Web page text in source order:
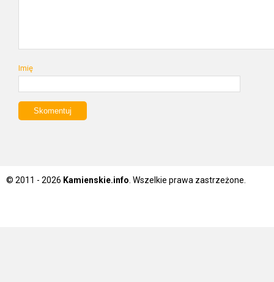
Imię
© 2011 - 2026 Kamienskie.info . Wszelkie prawa zastrzeżone.